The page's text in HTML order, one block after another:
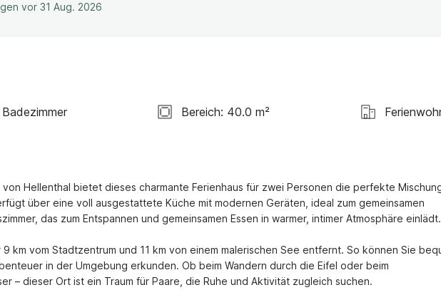
vor 31 Aug. 2026
Badezimmer Bereich: 40.0 m²
Hellenthal bietet dieses charmante Ferienhaus für zwei Personen die perfekte
über eine voll ausgestattete Küche mit modernen Geräten, ideal zum gemeinsamen
das zum Entspannen und gemeinsamen Essen in warmer, intimer Atmosphäre einlädt.
km vom Stadtzentrum und 11 km von einem malerischen See entfernt. So können Sie
in der Umgebung erkunden. Ob beim Wandern durch die Eifel oder beim
– dieser Ort ist ein Traum für Paare, die Ruhe und Aktivität zugleich suchen.